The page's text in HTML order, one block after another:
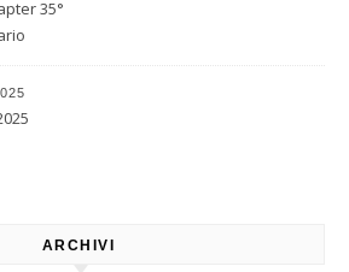
35°
ARCHIVI